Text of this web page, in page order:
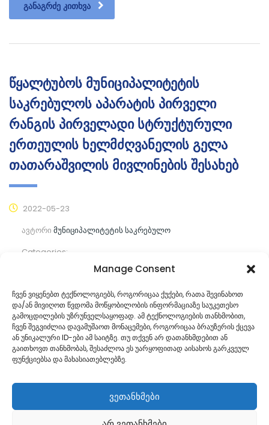
Manage Consent
ჩვენ ვიყენებთ ტექნოლოგიებს, როგორიცაა ქუქები, რათა შევინახოთ
და/ან მივიღოთ წვდომა მოწყობილობის ინფორმაციაზე საუკეთესო
გამოცდილების უზრუნველსაყოფად. ამ ტექნოლოგიების თანხმობით,
ჩვენ შეგვიძლია დავამუშაოთ მონაცემები, როგორიცაა ბრაუზერის ქცევა
ან უნიკალური ID-ები ამ საიტზე. თუ თქვენ არ დათანხმდებით ან
გაითხოვთ თანხმობას, შესაძლოა ეს უარყოფითად აისახოს გარკვეულ
ფუნქციებსა და მახასიათებლებზე.
ვეთანხმები
ᲒᲐᲜᲐᲒᲠᲫᲔ ᲙᲘᲗᲮᲕᲐ
წყალტუბოს მუნიციპალიტეტის
საკრებულოს აპარატის პირველი
რანგის პირველადი სტრუქტურული
ერთეულის ხელმძღვანელის გელა
თათარაშვილის მივლინების შესახებ
2022-05-23
ავტორი მუნიციპალიტეტის საკრებულო
Categories:
კომენტარები ჯერ არ არის
ᲒᲐᲜᲐᲒᲠᲫᲔ ᲙᲘᲗᲮᲕᲐ